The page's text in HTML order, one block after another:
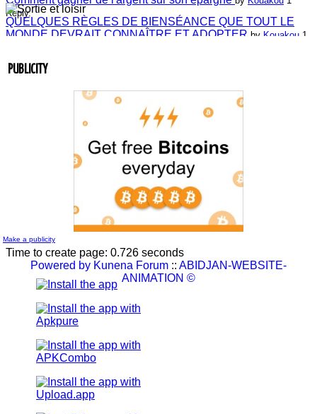
Reply.
QUELQUES RÈGLES DE BIENSÉANCE QUE TOUT LE
MONDE DEVRAIT CONNAÎTRE ET ADOPTER by Kouakou 1
ANIMATION
Laissez-nous vos commentaires
La carte d'affaire by Jean-Guillaume Bilé
L'album document administratif est maintenant en vedette sur
PUBLICITY
Make a publicity
Time to create page: 0.726 seconds
Powered by Kunena Forum :: ABIDJAN-WEBSITE-
ANIMATION ©